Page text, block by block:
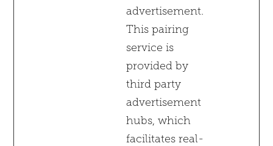
advertisement.
This pairing
service is
provided by
third party
advertisement
hubs, which
facilitates real-